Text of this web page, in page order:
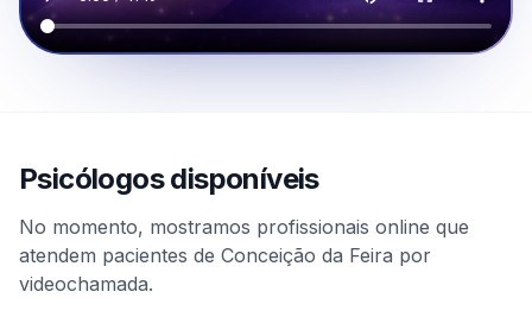
Psicólogos disponíveis
No momento, mostramos profissionais online que
atendem pacientes de Conceição da Feira por
videochamada.